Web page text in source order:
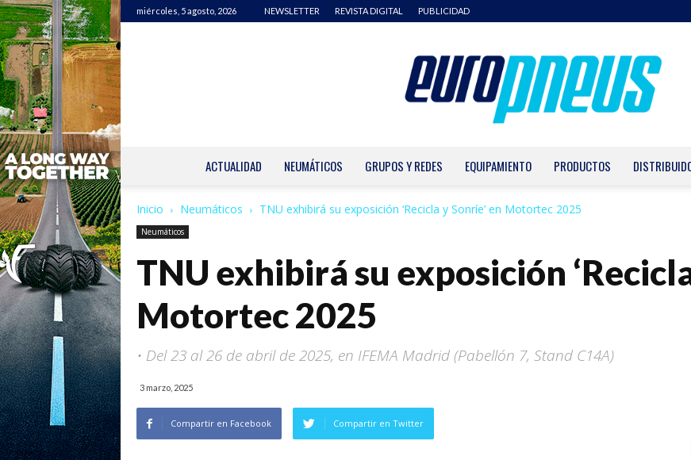
miércoles, 5 agosto, 2026 NEWSLETTER REVISTA DIGITAL PUBLICIDAD
ACTUALIDAD NEUMÁTICOS GRUPOS Y REDES EQUIPAMIENTO PRODUCTOS
Inicio Neumáticos TNU exhibirá su exposición ‘Recicla y Sonríe’ en Motortec 2025
Neumáticos
TNU exhibirá su exposición
Motortec 2025
• Del 23 al 26 de abril de 2025, en IFEMA Madrid (Pabellón 7, Stand C14A)
3 marzo, 2025
Compartir en Facebook Compartir en Twitter